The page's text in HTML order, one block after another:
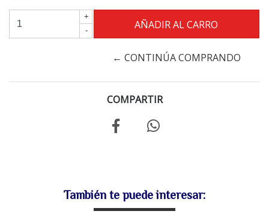
+
-
← CONTINÚA COMPRANDO
COMPARTIR
También te puede interesar: